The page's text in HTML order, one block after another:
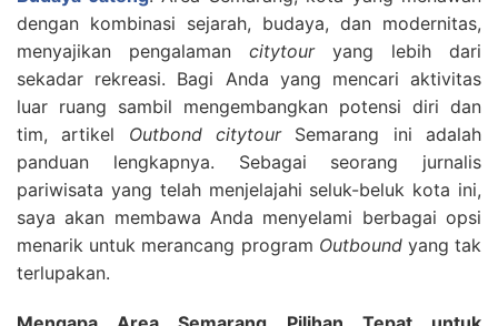
dengan kombinasi sejarah, budaya, dan modernitas,
menyajikan pengalaman citytouryang lebih dari
sekadar rekreasi. Bagi Anda yang mencari aktivitas
luar ruang sambil mengembangkan potensi diri dan
tim, artikel Outbond citytourSemarang ini adalah
panduan lengkapnya. Sebagai seorang jurnalis
pariwisata yang telah menjelajahi seluk-beluk kota ini,
saya akan membawa Anda menyelami berbagai opsi
menarik untuk merancang program Outboundyang tak
terlupakan.